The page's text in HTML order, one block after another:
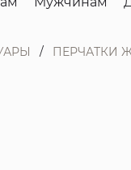
ПЕРЧАТКИ